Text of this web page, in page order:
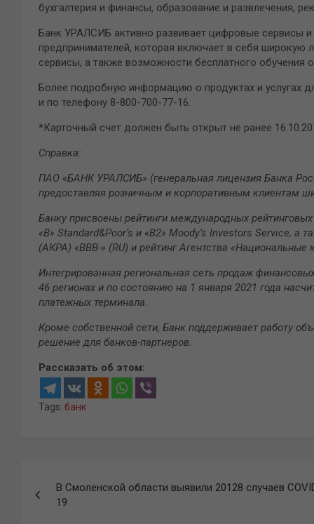
бухгалтерия и финансы, образование и развлечения,
Банк УРАЛСИБ активно развивает цифровые сервисы
предпринимателей, которая включает в себя широкую
сервисы, а также возможности бесплатного обучения
Более подробную информацию о продуктах и услугах
и по телефону 8-800-700-77-16.
*Карточный счет должен быть открыт не ранее
Справка:
ПАО «БАНК УРАЛСИБ» (генеральная лицензия Банка
предоставляя розничным и корпоративным клиентам
Банку присвоены рейтинги международных рейтинговых
«B» Standard&Poor’s и «B2» Moody’s Investors Service, а
(АКРА) «ВВВ-» (RU) и рейтинг Агентства
Интегрированная региональная сеть продаж
46 регионах и по состоянию на 1 января 2021 года
платежных терминала.
Кроме собственной сети, Банк поддерживает работу
решение для банков-партнеров.
Рассказать об этом:
Tags: банк
по
В Смоленской области выявили 20128 случаев
19